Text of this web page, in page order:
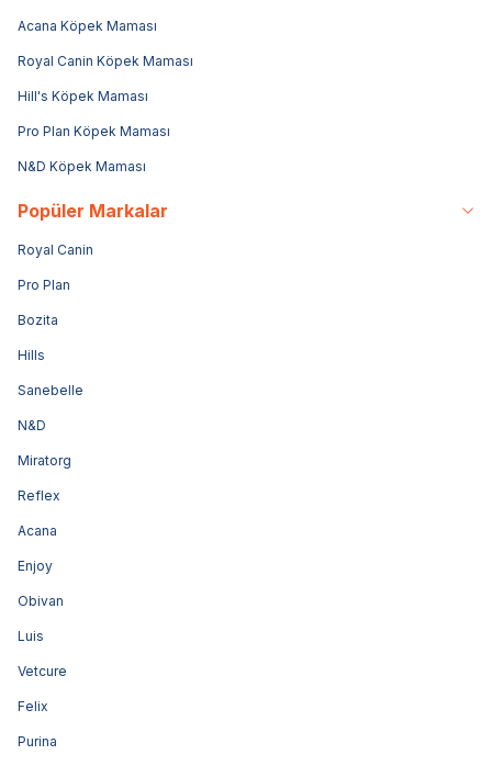
Acana Köpek Maması
Royal Canin Köpek Maması
Hill's Köpek Maması
Pro Plan Köpek Maması
N&D Köpek Maması
Popüler Markalar
Royal Canin
Pro Plan
Bozita
Hills
Sanebelle
N&D
Miratorg
Reflex
Acana
Enjoy
Obivan
Luis
Vetcure
Felix
Purina